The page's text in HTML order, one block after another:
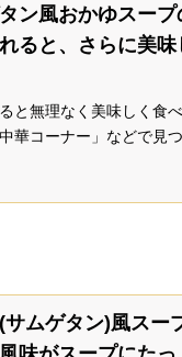
ン風おかゆスープ
ると、さらに美味
と無理なく美味しく食
華コーナー」などで見
からず、百貨店の調味
ムゲタン)風スー